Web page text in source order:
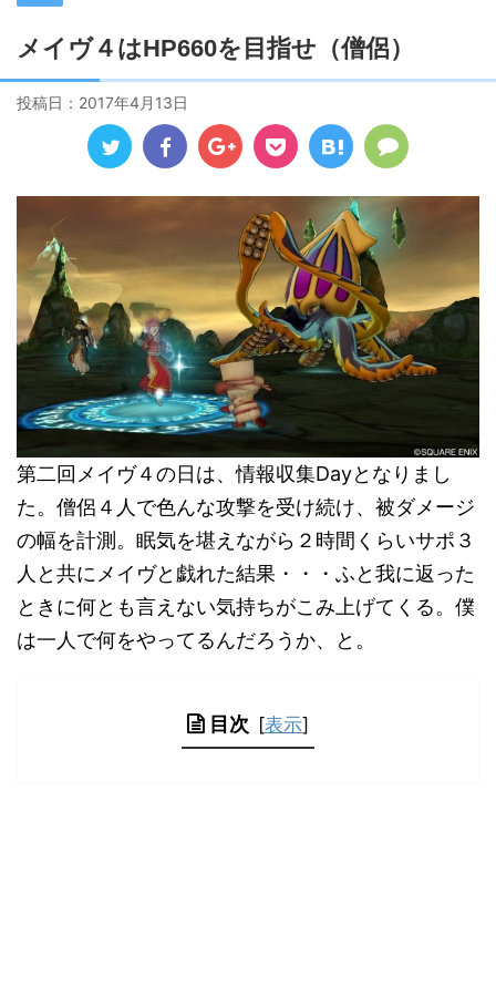
メイヴ４はHP660を目指せ（僧侶）
投稿日： 2017年4月13日
第二回メイヴ４の日は、情報収集Dayとなりまし
た。僧侶４人で色んな攻撃を受け続け、被ダメージ
の幅を計測。眠気を堪えながら２時間くらいサポ３
人と共にメイヴと戯れた結果・・・ふと我に返った
ときに何とも言えない気持ちがこみ上げてくる。僕
は一人で何をやってるんだろうか、と。
目次 [表示]